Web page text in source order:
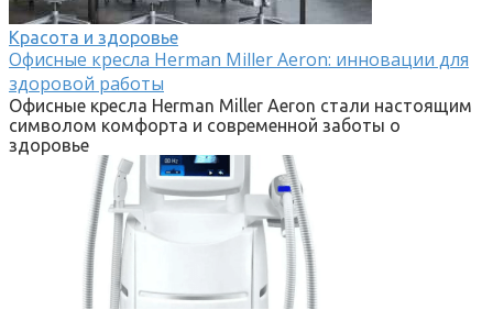
Красота и здоровье
Офисные кресла Herman Miller Aeron: инновации для
здоровой работы
Офисные кресла Herman Miller Aeron стали настоящим
символом комфорта и современной заботы о
здоровье